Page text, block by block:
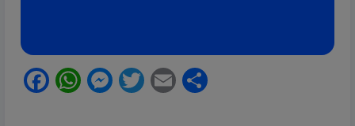
Facebook
WhatsApp
Messenger
Twitter
Email